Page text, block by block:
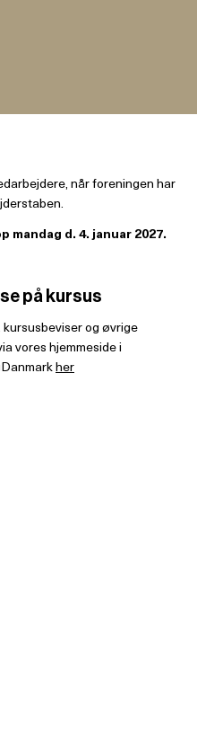
når foreningen har
d. 4. januar 2027.
på kursus
og øvrige
vores hjemmeside i
her